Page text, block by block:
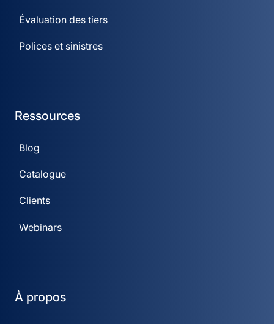
Évaluation des tiers
Polices et sinistres
Ressources
Blog
Catalogue
Clients
Webinars
À propos